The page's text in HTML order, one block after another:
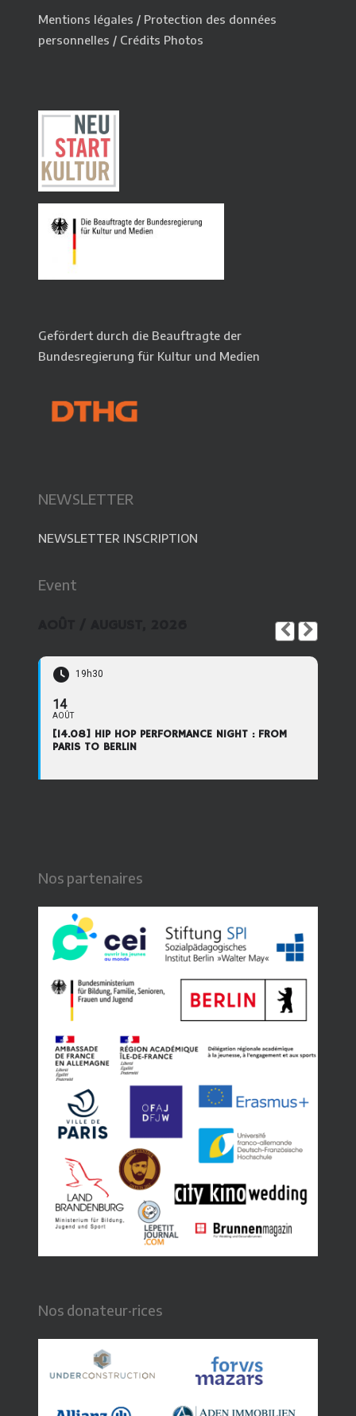
Mentions légales / Protection des données
personnelles / Crédits Photos
Gefördert durch die Beauftragte der
Bundesregierung für Kultur und Medien
NEWSLETTER
NEWSLETTER INSCRIPTION
Event
19h30
14
AOÛT
[14.08] HIP HOP PERFORMANCE NIGHT : FROM
PARIS TO BERLIN
Nos partenaires
Nos donateur·rices